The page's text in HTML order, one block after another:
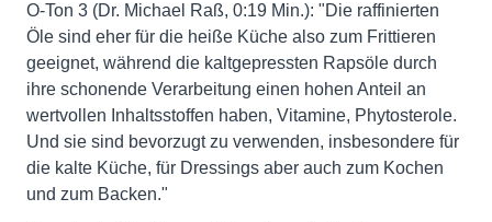
O-Ton 3 (Dr. Michael Raß, 0:19 Min.): "Die raffinierten
Öle sind eher für die heiße Küche also zum Frittieren
geeignet, während die kaltgepressten Rapsöle durch
ihre schonende Verarbeitung einen hohen Anteil an
wertvollen Inhaltsstoffen haben, Vitamine, Phytosterole.
Und sie sind bevorzugt zu verwenden, insbesondere für
die kalte Küche, für Dressings aber auch zum Kochen
und zum Backen."